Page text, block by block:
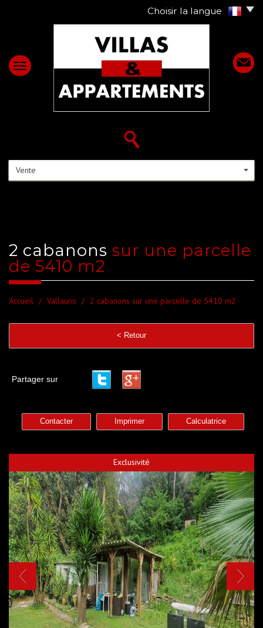
Choisir la langue
Vente
2 cabanons sur une parcelle
de 5410 m2
Accueil Vallauris 2 cabanons sur une parcelle de 5410 m2
< Retour
Partager sur
Contacter Imprimer Calculatrice
Exclusivité